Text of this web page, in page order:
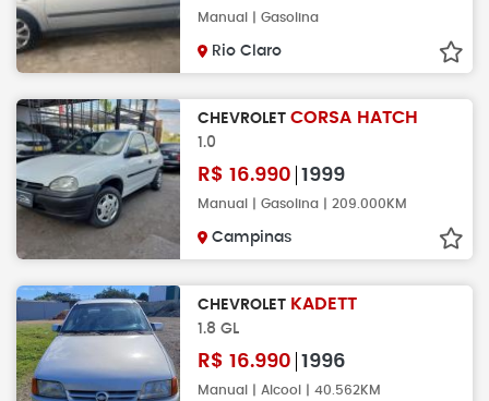
Manual | Gasolina
Rio Claro
CHEVROLET CORSA HATCH
1.0
R$ 16.990 1999
Manual | Gasolina | 209.000KM
Campinas
CHEVROLET KADETT
1.8 GL
R$ 16.990 1996
Manual | Alcool | 40.562KM